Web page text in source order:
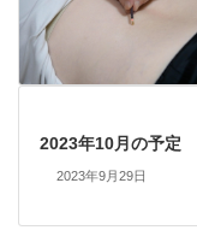
2023年10月の予定
2023年9月29日